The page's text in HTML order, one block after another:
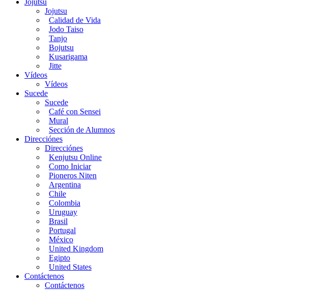
Jojutsu
Calidad de Vida
Jodo Taiso
Tanjo
Bojutsu
Kusarigama
Jitte
Vídeos
Vídeos
Sucede
Sucede
Café con Sensei
Mural
Sección de Alumnos
Direcciónes
Direcciónes
Kenjutsu Online
Como Iniciar
Pioneros Niten
Argentina
Chile
Colombia
Uruguay
Brasil
Portugal
México
United Kingdom
Egipto
United States
Contáctenos
Contáctenos